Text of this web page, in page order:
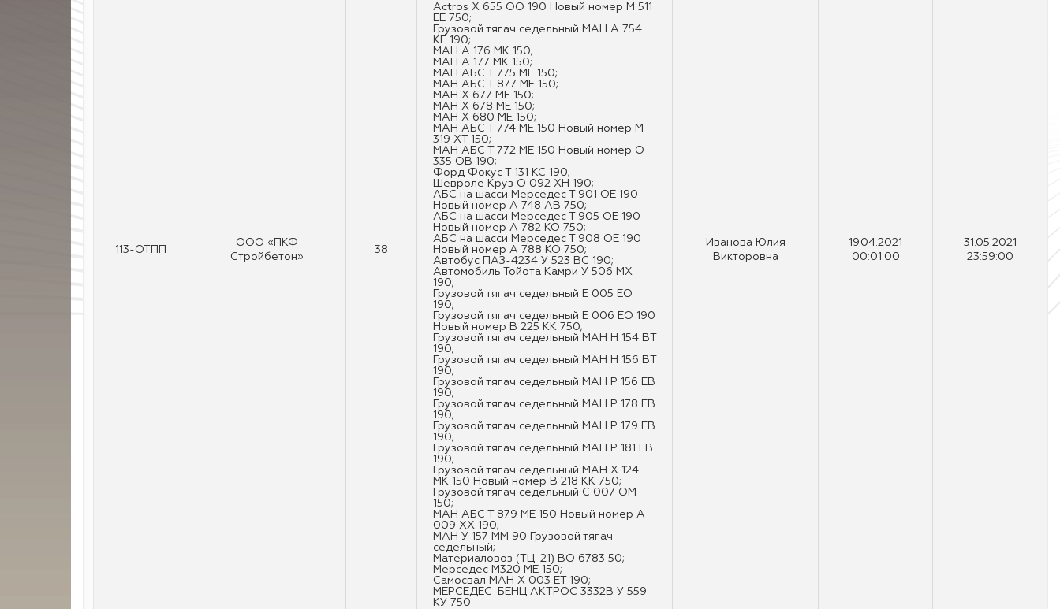
113-ОТПП
ООО «ПКФ
Стройбетон»
38
Actros Х 655 ОО 190 Новый номер М 511
ЕЕ 750;
Грузовой тягач седельный МАН А 754
КЕ 190;
МАН А 176 МК 150;
МАН А 177 МК 150;
МАН АБС Т 775 МЕ 150;
МАН АБС Т 877 МЕ 150;
МАН Х 677 МЕ 150;
МАН Х 678 МЕ 150;
МАН Х 680 МЕ 150;
МАН АБС Т 774 МЕ 150 Новый номер М
319 ХТ 150;
МАН АБС Т 772 МЕ 150 Новый номер О
335 ОВ 190;
Форд Фокус Т 131 КС 190;
Шевроле Круз О 092 ХН 190;
АБС на шасси Мерседес Т 901 ОЕ 190
Новый номер А 748 АВ 750;
АБС на шасси Мерседес Т 905 ОЕ 190
Новый номер А 782 КО 750;
АБС на шасси Мерседес Т 908 ОЕ 190
Новый номер А 788 КО 750;
Автобус ПАЗ-4234 У 523 ВС 190;
Автомобиль Тойота Камри У 506 МХ
190;
Грузовой тягач седельный Е 005 ЕО
190;
Грузовой тягач седельный Е 006 ЕО 190
Новый номер В 225 КК 750;
Грузовой тягач седельный МАН Н 154 ВТ
190;
Грузовой тягач седельный МАН Н 156 ВТ
190;
Грузовой тягач седельный МАН Р 156 ЕВ
190;
Грузовой тягач седельный МАН Р 178 ЕВ
190;
Грузовой тягач седельный МАН Р 179 ЕВ
190;
Грузовой тягач седельный МАН Р 181 ЕВ
190;
Грузовой тягач седельный МАН Х 124
МК 150 Новый номер В 218 КК 750;
Грузовой тягач седельный С 007 ОМ
150;
МАН АБС Т 879 МЕ 150 Новый номер А
009 ХХ 190;
МАН У 157 ММ 90 Грузовой тягач
седельный;
Материаловоз (ТЦ-21) ВО 6783 50;
Мерседес М320 МЕ 150;
Самосвал МАН Х 003 ЕТ 190;
МЕРСЕДЕС-БЕНЦ АКТРОС 3332В У 559
КУ 750
Иванова Юлия
Викторовна
19.04.2021
00:01:00
31.05.2021
23:59:00